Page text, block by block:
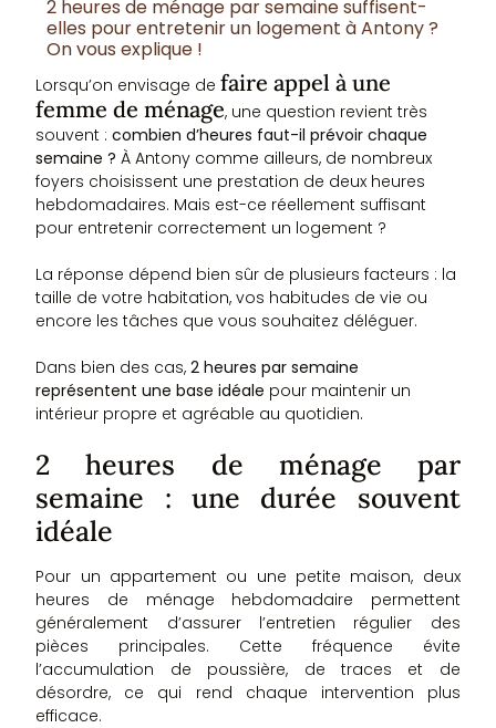
2 heures de ménage par semaine suffisent-
elles pour entretenir un logement à Antony ?
On vous explique !
Lorsqu’on envisage defaire appel à une
femme de ménage, une question revient très
souvent :combien d’heures faut-il prévoir chaque
semaine ? À Antony comme ailleurs, de nombreux
foyers choisissent une prestation de deux heures
hebdomadaires. Mais est-ce réellement suffisant
pour entretenir correctement un logement ?
La réponse dépend bien sûr de plusieurs facteurs : la
taille de votre habitation, vos habitudes de vie ou
encore les tâches que vous souhaitez déléguer.
Dans bien des cas,2 heures par semaine
représentent une base idéale pour maintenir un
intérieur propre et agréable au quotidien.
2 heures de ménage par
semaine : une durée souvent
idéale
Pour un appartement ou une petite maison, deux
heures de ménage hebdomadaire permettent
généralement d’assurer l’entretien régulier des
pièces principales. Cette fréquence évite
l’accumulation de poussière, de traces et de
désordre, ce qui rend chaque intervention plus
efficace.